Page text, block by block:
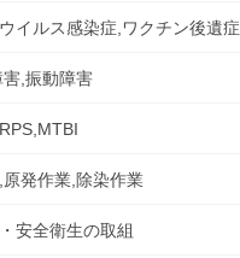
イルス感染症,ワクチン後遺症
,振動障害
発作業,除染作業
安全衛生の取組